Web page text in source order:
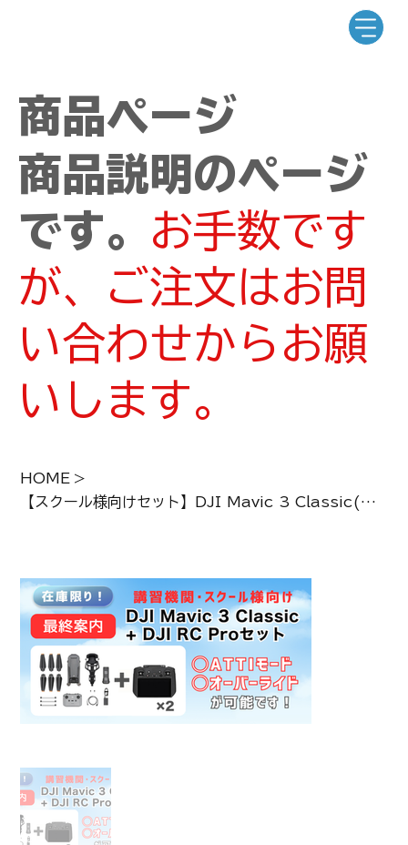
商品ページ
商品説明のページ
です。 お手数です
が、ご注文はお問
い合わせからお願
いします。
HOME >
【スクール様向けセット】DJI Mavic 3 Classic(DJI RC-N1付属)＋RC Pro2台セット